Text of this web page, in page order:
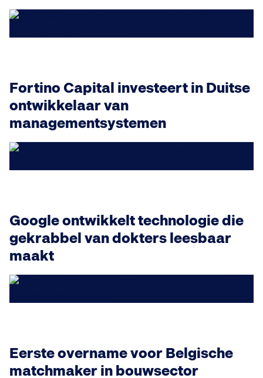
Fortino Capital investeert in Duitse
ontwikkelaar van
managementsystemen
Google ontwikkelt technologie die
gekrabbel van dokters leesbaar
maakt
Eerste overname voor Belgische
matchmaker in bouwsector